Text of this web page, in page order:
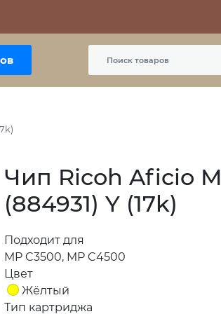
Чип Ricoh Aficio
(884931) Y (17k)
Подходит для
MP C3500, MP C4500
Цвет
Жёлтый
Тип картриджа